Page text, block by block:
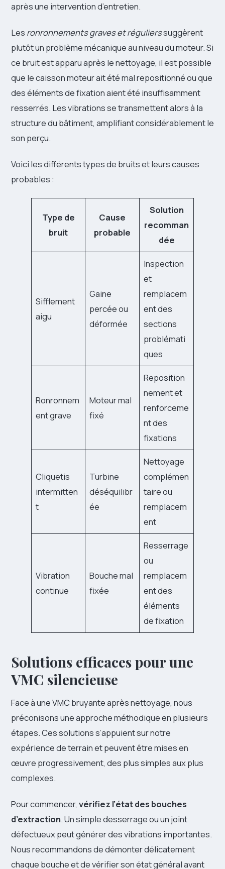
après une intervention d’entretien.
Les ronronnements graves et régulierssuggèrent
plutôt un problème mécanique au niveau du moteur. Si
ce bruit est apparu après le nettoyage, il est possible
que le caisson moteur ait été mal repositionné ou que
des éléments de fixation aient été insuffisamment
resserrés. Les vibrations se transmettent alors à la
structure du bâtiment, amplifiant considérablement le
son perçu.
Voici les différents types de bruits et leurs causes
probables :
Type de
bruit
Cause
probable
Solution
recomman
dée
Sifflement
aigu
Gaine
percée ou
déformée
Inspection
et
remplacem
ent des
sections
problémati
ques
Ronronnem
ent grave
Moteur mal
fixé
Reposition
nement et
renforceme
nt des
fixations
Cliquetis
intermitten
t
Turbine
déséquilibr
ée
Nettoyage
complémen
taire ou
remplacem
ent
Vibration
continue
Bouche mal
fixée
Resserrage
ou
remplacem
ent des
éléments
de fixation
Solutions efficaces pour une
VMC silencieuse
Face à une VMC bruyante après nettoyage, nous
préconisons une approche méthodique en plusieurs
étapes. Ces solutions s’appuient sur notre
expérience de terrain et peuvent être mises en
œuvre progressivement, des plus simples aux plus
complexes.
Pour commencer, vérifiez l’état des bouches
d’extraction. Un simple desserrage ou un joint
défectueux peut générer des vibrations importantes.
Nous recommandons de démonter délicatement
chaque bouche et de vérifier son état général avant